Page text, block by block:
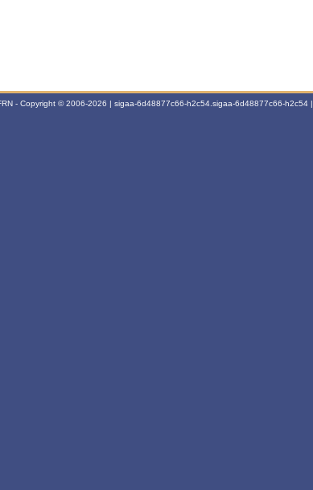
- Copyright © 2006-2026 | sigaa-6d48877c66-h2c54.sigaa-6d48877c66-h2c54 |